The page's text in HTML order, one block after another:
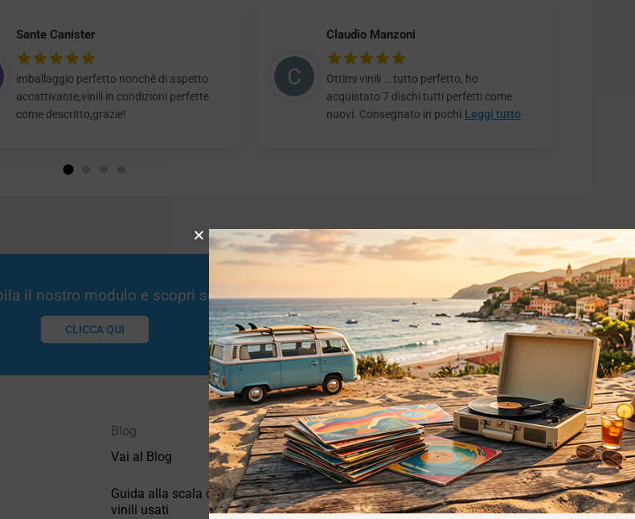
Sante Canister
imballaggio perfetto nonchè di aspetto
accattivante,vinili in condizioni perfette
come descritto,grazie!
Claudio Manzoni
Ottimi vinili … tutto perfetto, ho
acquistato 7 dischi tutti perfetti come
nuovi. Consegnato in pochi Leggi tutto
il nostro modulo e scopri se potremmo essere interessati!
CLICCA QUI
Blog
Vai al Blog
Guida alla scala di valutazione dei
vinili usati
Privacy
Privacy Policy
Cookie Policy (UE)